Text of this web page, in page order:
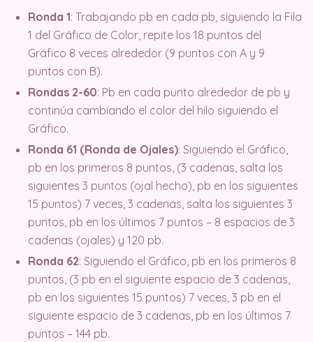
Ronda 1: Trabajando pb en cada pb, siguiendo la Fila
1 del Gráfico de Color, repite los 18 puntos del
Gráfico 8 veces alrededor (9 puntos con A y 9
puntos con B).
Rondas 2-60: Pb en cada punto alrededor de pb y
continúa cambiando el color del hilo siguiendo el
Gráfico.
Ronda 61 (Ronda de Ojales): Siguiendo el Gráfico,
pb en los primeros 8 puntos, (3 cadenas, salta los
siguientes 3 puntos (ojal hecho), pb en los siguientes
15 puntos) 7 veces, 3 cadenas, salta los siguientes 3
puntos, pb en los últimos 7 puntos – 8 espacios de 3
cadenas (ojales) y 120 pb.
Ronda 62: Siguiendo el Gráfico, pb en los primeros 8
puntos, (3 pb en el siguiente espacio de 3 cadenas,
pb en los siguientes 15 puntos) 7 veces, 3 pb en el
siguiente espacio de 3 cadenas, pb en los últimos 7
puntos – 144 pb.